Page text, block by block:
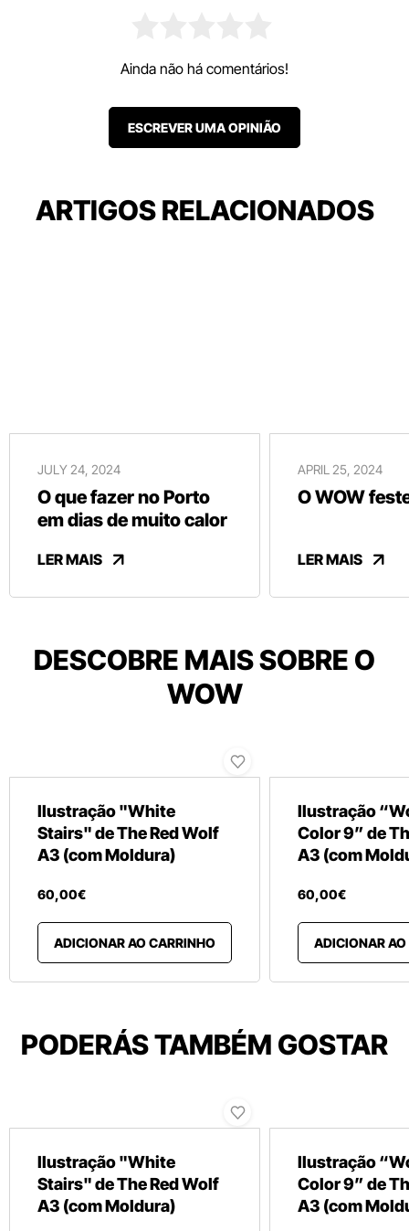
Ainda não há comentários!
ESCREVER UMA OPINIÃO
ARTIGOS RELACIONADOS
JULY 24, 2024
O que fazer no Porto
em dias de muito calor
LER MAIS
APRIL 25, 2024
O WOW
LER MAIS
DESCOBRE MAIS SOBRE O
WOW
Ilustração "White
Stairs" de The Red Wolf
A3 (com Moldura)
60,00€
ADICIONAR AO CARRINHO
Ilustração
Color 9” de
A3 (com
60,00€
ADICIONAR
PODERÁS TAMBÉM GOSTAR
Ilustração "White
Stairs" de The Red Wolf
A3 (com Moldura)
Ilustração
Color 9” de
A3 (com